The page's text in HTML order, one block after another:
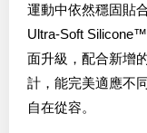
運動中依然穩固貼
Ultra-Soft
面升級，配合新增
計，能完美適應不
自在從容。